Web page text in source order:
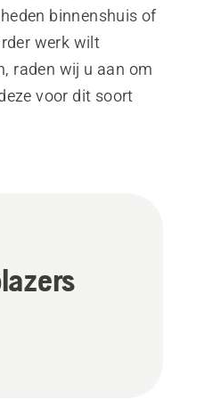
binnenshuis of
werk wilt
raden wij u aan om
voor dit soort